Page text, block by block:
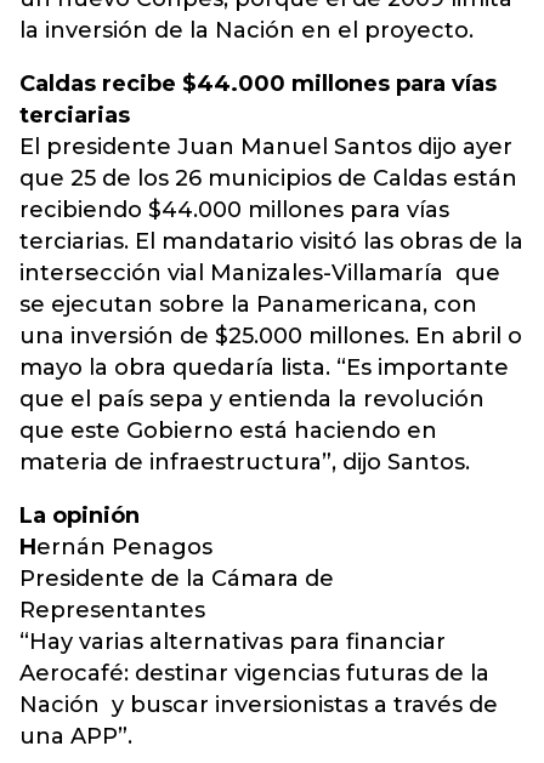
la inversión de la Nación en el proyecto.
Caldas recibe $44.000 millones para vías
terciarias
El presidente Juan Manuel Santos dijo ayer
que 25 de los 26 municipios de Caldas están
recibiendo $44.000 millones para vías
terciarias. El mandatario visitó las obras de la
intersección vial Manizales-Villamaría que
se ejecutan sobre la Panamericana, con
una inversión de $25.000 millones. En abril o
mayo la obra quedaría lista. “Es importante
que el país sepa y entienda la revolución
que este Gobierno está haciendo en
materia de infraestructura”, dijo Santos.
La opinión
Hernán Penagos
Presidente de la Cámara de
Representantes
“Hay varias alternativas para financiar
Aerocafé: destinar vigencias futuras de la
Nación y buscar inversionistas a través de
una APP”.